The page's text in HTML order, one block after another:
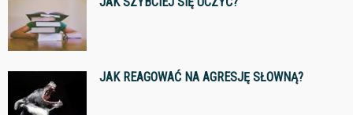
JAK REAGOWAĆ NA AGRESJĘ SŁOWNĄ?